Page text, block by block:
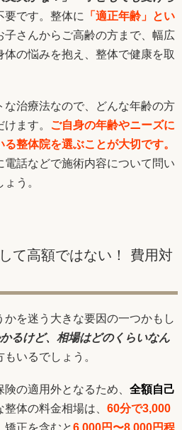
要です。整体に
「適正年齢」とい
子さんからご高齢の方まで、幅広
の悩みを抱え、整体で健康を取
な治療法なので、どんな年齢の方
ます。 ご自身の年齢やニーズに
整体院を選ぶことが大切です。
電話などで施術内容について問い
う。
て高額ではない！ 費用対
を迷う大きな要因の一つかもし
かるけど、相場はどのくらいなん
いるでしょう。
の適用外となるため、 全額自己
体の料金相場は、 60分で3,000
矯正を含むと6,000円〜8,000円程